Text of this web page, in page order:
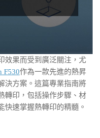
效果而受到廣泛關注，尤
F530作為一款先進的熱昇
決方案。這篇專業指南將
轉印，包括操作步驟、材
快速掌握熱轉印的精髓。